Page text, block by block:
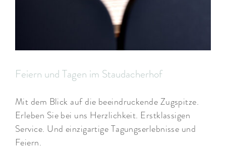
Feiern und Tagen im Staudacherhof
Mit dem Blick auf die beeindruckende Zugspitze.
Erleben Sie bei uns Herzlichkeit. Erstklassigen
Service. Und einzigartige Tagungserlebnisse und
Feiern.